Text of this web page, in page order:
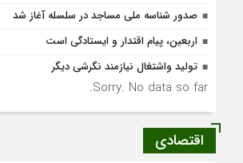
صدور شناسه ملی مساجد در سلسله آغاز شد
اربعین، پیام اقتدار و ایستادگی است
تولید واشتغال نیازمند نگرشی دیگر
Sorry. No data so far.
اقتصادی